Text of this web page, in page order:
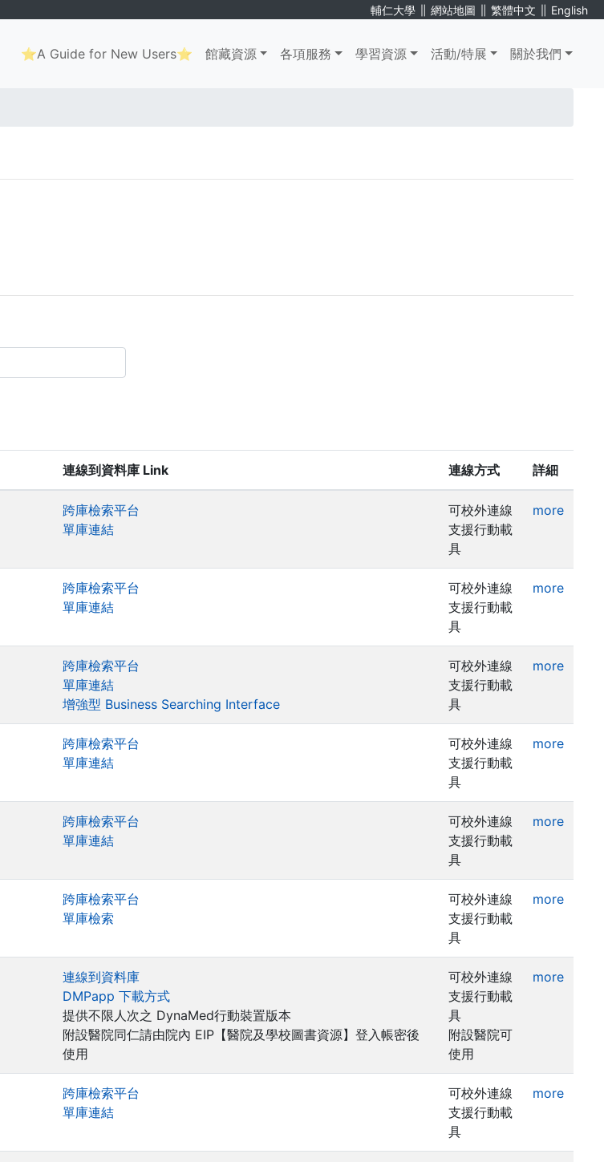
輔仁大學 ∥ 網站地圖 ∥ 繁體中文 ∥ English
Main
navigation
⭐A Guide for New Users⭐ 館藏資源 各項服務 學習資源 活動/特展 關於我們
連線到資料庫 Link 連線方式 詳細
跨庫檢索平台
單庫連結
可校外連線
支援行動載
具
more
跨庫檢索平台
單庫連結
可校外連線
支援行動載
具
more
跨庫檢索平台
單庫連結
增強型 Business Searching Interface
可校外連線
支援行動載
具
more
跨庫檢索平台
單庫連結
可校外連線
支援行動載
具
more
跨庫檢索平台
單庫連結
可校外連線
支援行動載
具
more
跨庫檢索平台
單庫檢索
可校外連線
支援行動載
具
more
連線到資料庫
DMPapp 下載方式
提供不限人次之 DynaMed行動裝置版本
附設醫院同仁請由院內 EIP【醫院及學校圖書資源】登入帳密後
使用
可校外連線
支援行動載
具
附設醫院可
使用
more
跨庫檢索平台
單庫連結
可校外連線
支援行動載
具
more